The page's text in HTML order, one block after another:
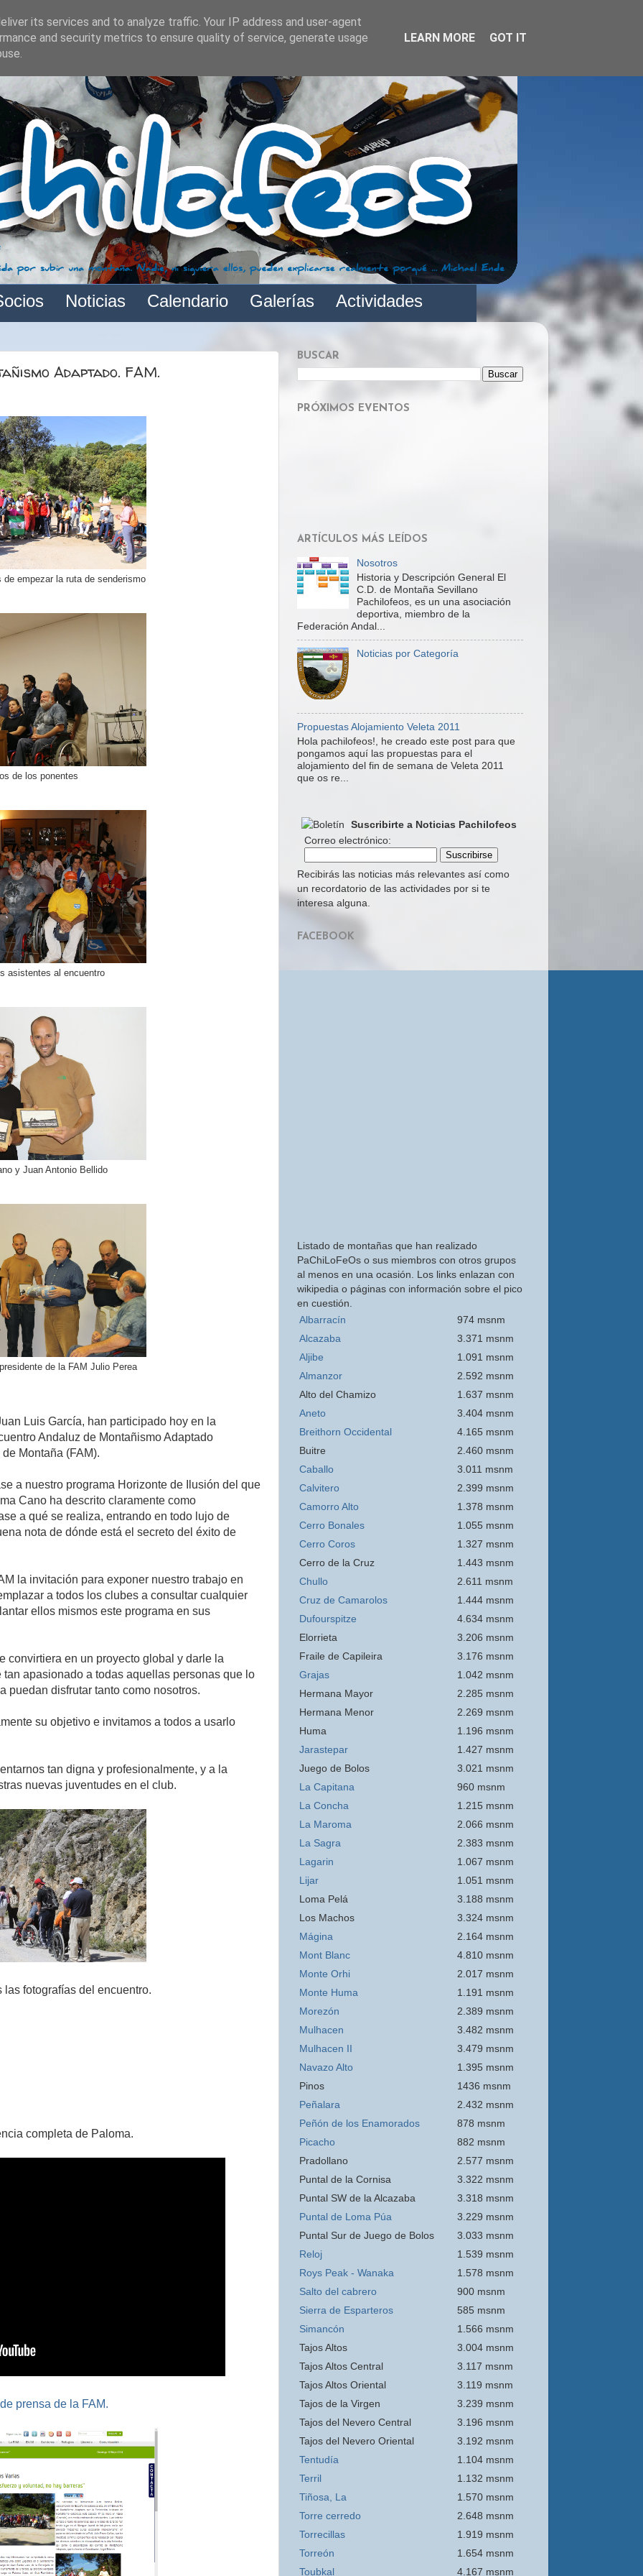
Noticias Calendario Galerías Actividades
Adaptado. FAM.
de empezar la ruta de senderismo
de los ponentes
asistentes al encuentro
y Juan Antonio Bellido
de la FAM Julio Perea
Luis García, han participado hoy en la
Andaluz de Montañismo Adaptado
Montaña (FAM).
a nuestro programa Horizonte de Ilusión del que
Cano ha descrito claramente como
a qué se realiza, entrando en todo lujo de
nota de dónde está el secreto del éxito de
la invitación para exponer nuestro trabajo en
a todos los clubes a consultar cualquier
ellos mismos este programa en sus
convirtiera en un proyecto global y darle la
apasionado a todas aquellas personas que lo
puedan disfrutar tanto como nosotros.
su objetivo e invitamos a todos a usarlo
tan digna y profesionalmente, y a la
nuevas juventudes en el club.
las fotografías del encuentro.
completa de Paloma.
prensa de la FAM.
BUSCAR
PRÓXIMOS EVENTOS
ARTÍCULOS MÁS LEÍDOS
Nosotros
Historia y Descripción General El
C.D. de Montaña Sevillano
Pachilofeos, es un una asociación
deportiva, miembro de la
Federación Andal...
Noticias por Categoría
Propuestas Alojamiento Veleta 2011
Hola pachilofeos!, he creado este post para que
pongamos aquí las propuestas para el
alojamiento del fin de semana de Veleta 2011
que os re...
Suscribirte a Noticias Pachilofeos
Correo electrónico:
Recibirás las noticias más relevantes así como
un recordatorio de las actividades por si te
interesa alguna.
FACEBOOK
Listado de montañas que han realizado
PaChiLoFeOs o sus miembros con otros grupos
al menos en una ocasión. Los links enlazan con
wikipedia o páginas con información sobre el pico
en cuestión.
Albarracín
974 msnm
Alcazaba
3.371 msnm
Aljibe
1.091 msnm
Almanzor
2.592 msnm
Alto del Chamizo
1.637 msnm
Aneto
3.404 msnm
Breithorn Occidental
4.165 msnm
Buitre
2.460 msnm
Caballo
3.011 msnm
Calvitero
2.399 msnm
CamorroAlto
1.378 msnm
Cerro Bonales
1.055 msnm
Cerro Coros
1.327 msnm
Cerro de la Cruz
1.443 msnm
Chullo
2.611 msnm
Cruz de Camarolos
1.444 msnm
Dufourspitze
4.634 msnm
Elorrieta
3.206 msnm
Fraile de Capileira
3.176 msnm
Grajas
1.042 msnm
Hermana Mayor
2.285 msnm
Hermana Menor
2.269 msnm
Huma
1.196 msnm
Jarastepar
1.427 msnm
Juego de Bolos
3.021 msnm
La Capitana
960 msnm
La Concha
1.215 msnm
La Maroma
2.066 msnm
La Sagra
2.383 msnm
Lagarin
1.067 msnm
Lijar
1.051 msnm
Loma Pelá
3.188 msnm
Los Machos
3.324 msnm
Mágina
2.164 msnm
Mont Blanc
4.810 msnm
Monte Orhi
2.017 msnm
Monte Huma
1.191 msnm
Morezón
2.389 msnm
Mulhacen
3.482 msnm
Mulhacen II
3.479 msnm
Navazo Alto
1.395 msnm
Pinos
1436 msnm
Peñalara
2.432 msnm
Peñón de los Enamorados
878 msnm
Picacho
882 msnm
Pradollano
2.577 msnm
Puntal de la Cornisa
3.322 msnm
Puntal SW de la Alcazaba
3.318 msnm
Puntal de Loma Púa
3.229 msnm
Puntal Sur de Juego de Bolos
3.033 msnm
Reloj
1.539 msnm
Roys Peak - Wanaka
1.578 msnm
Salto del cabrero
900 msnm
Sierra de Esparteros
585 msnm
Simancón
1.566 msnm
Tajos Altos
3.004 msnm
Tajos Altos Central
3.117 msnm
Tajos Altos Oriental
3.119 msnm
Tajos de la Virgen
3.239 msnm
Tajos del Nevero Central
3.196 msnm
Tajos del Nevero Oriental
3.192 msnm
Tentudía
1.104 msnm
Terril
1.132 msnm
Tiñosa, La
1.570 msnm
Torre cerredo
2.648 msnm
Torrecillas
1.919 msnm
Torreón
1.654 msnm
Toubkal
4.167 msnm
its services and to analyze traffic. Your IP address and user-agent
and security metrics to ensure quality of service, generate usage
LEARN MORE GOT IT